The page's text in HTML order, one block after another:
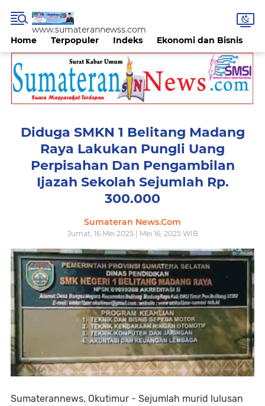
Home Terpopuler Indeks Ekonomi dan Bisnis
www.sumaterannewss.com
Diduga SMKN 1 Belitang Madang
Raya Lakukan Pungli Uang
Perpisahan Dan Pengambilan
Ijazah Sekolah Sejumlah Rp.
300.000
Sumateran News.Com
Jumat, 16 Mei 2025 | Mei 16, 2025 WIB
Sumaterannews, Okutimur - Sejumlah murid lulusan